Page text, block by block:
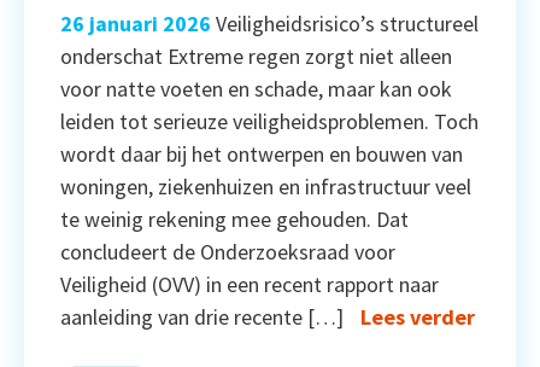
26 januari 2026 Veiligheidsrisico’s structureel
onderschat Extreme regen zorgt niet alleen
voor natte voeten en schade, maar kan ook
leiden tot serieuze veiligheidsproblemen. Toch
wordt daar bij het ontwerpen en bouwen van
woningen, ziekenhuizen en infrastructuur veel
te weinig rekening mee gehouden. Dat
concludeert de Onderzoeksraad voor
Veiligheid (OVV) in een recent rapport naar
aanleiding van drie recente […]
Lees verder